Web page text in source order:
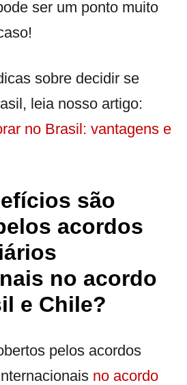
ser um ponto muito
sobre decidir se
leia nosso artigo:
no Brasil: vantagens e
são
acordos
no acordo
e Chile?
pelos acordos
no acordo